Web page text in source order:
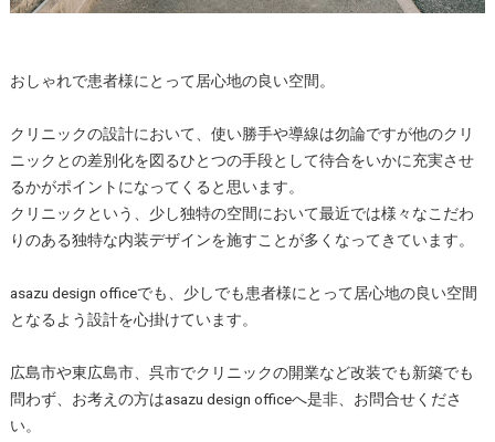
おしゃれで患者様にとって居心地の良い空間。
クリニックの設計において、使い勝手や導線は勿論ですが他のクリ
ニックとの差別化を図るひとつの手段として待合をいかに充実させ
るかがポイントになってくると思います。
クリニックという、少し独特の空間において最近では様々なこだわ
りのある独特な内装デザインを施すことが多くなってきています。
asazu design officeでも、少しでも患者様にとって居心地の良い空間
となるよう設計を心掛けています。
広島市や東広島市、呉市でクリニックの開業など改装でも新築でも
問わず、お考えの方はasazu design officeへ是非、お問合せくださ
い。